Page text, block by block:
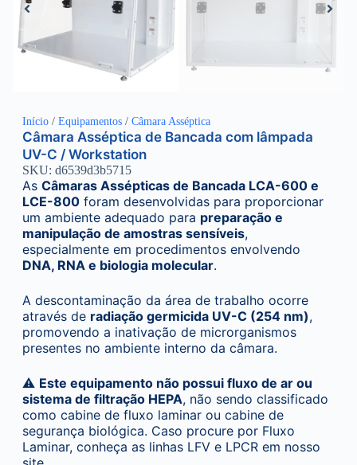
Início / Equipamentos / Câmara Asséptica
Câmara Asséptica de Bancada com lâmpada
UV-C / Workstation
SKU: d6539d3b5715
As Câmaras Assépticas de Bancada LCA-600 e
LCE-800 foram desenvolvidas para proporcionar
um ambiente adequado para preparação e
manipulação de amostras sensíveis,
especialmente em procedimentos envolvendo
DNA, RNA e biologia molecular.
A descontaminação da área de trabalho ocorre
através de radiação germicida UV-C (254 nm),
promovendo a inativação de microrganismos
presentes no ambiente interno da câmara.
⚠️ Este equipamento não possui fluxo de ar ou
sistema de filtração HEPA, não sendo classificado
como cabine de fluxo laminar ou cabine de
segurança biológica. Caso procure por Fluxo
Laminar, conheça as linhas LFV e LPCR em nosso